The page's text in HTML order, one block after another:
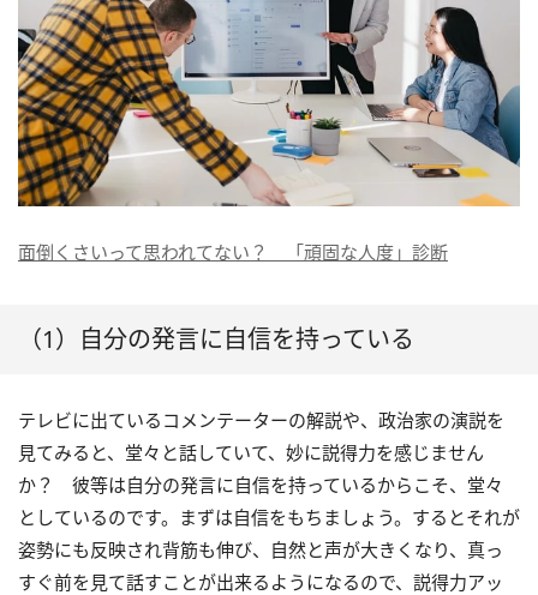
面倒くさいって思われてない？ 「頑固な人度」診断
（1）自分の発言に自信を持っている
テレビに出ているコメンテーターの解説や、政治家の演説を
見てみると、堂々と話していて、妙に説得力を感じません
か？ 彼等は自分の発言に自信を持っているからこそ、堂々
としているのです。まずは自信をもちましょう。するとそれが
姿勢にも反映され背筋も伸び、自然と声が大きくなり、真っ
すぐ前を見て話すことが出来るようになるので、説得力アッ